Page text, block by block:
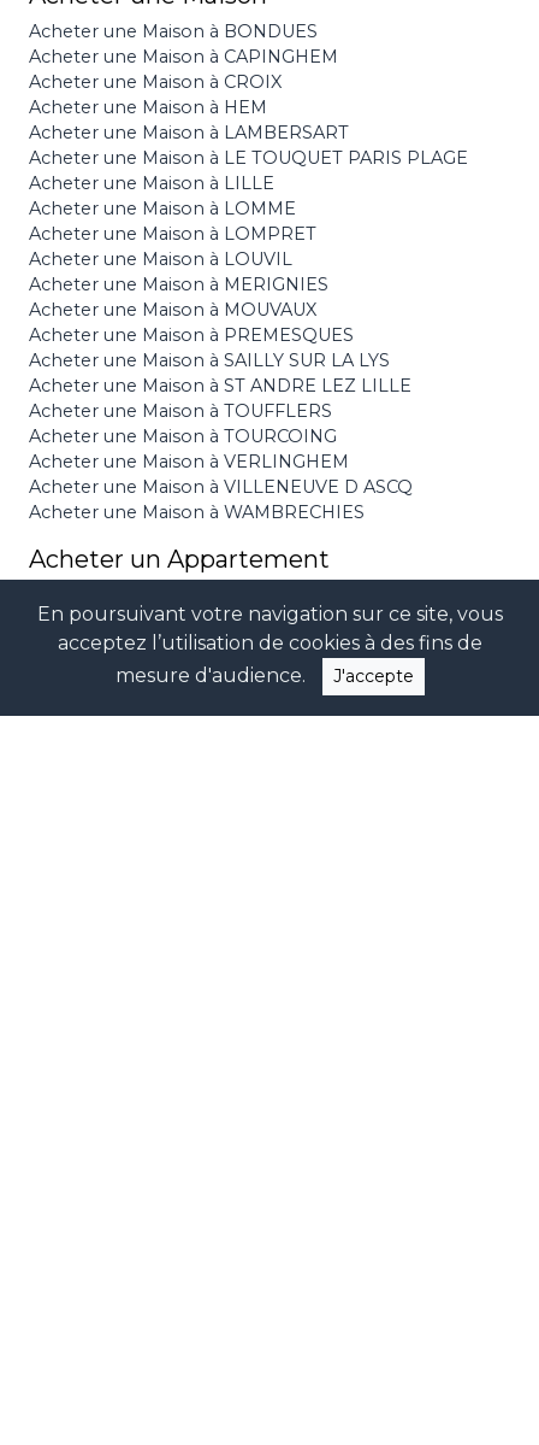
En poursuivant votre navigation sur ce site, vous
acceptez l’utilisation de cookies à des fins de
mesure d'audience.
J'accepte
Acheter une Maison à BONDUES
Acheter une Maison à CAPINGHEM
Acheter une Maison à CROIX
Acheter une Maison à HEM
Acheter une Maison à LAMBERSART
Acheter une Maison à LE TOUQUET PARIS PLAGE
Acheter une Maison à LILLE
Acheter une Maison à LOMME
Acheter une Maison à LOMPRET
Acheter une Maison à LOUVIL
Acheter une Maison à MERIGNIES
Acheter une Maison à MOUVAUX
Acheter une Maison à PREMESQUES
Acheter une Maison à SAILLY SUR LA LYS
Acheter une Maison à ST ANDRE LEZ LILLE
Acheter une Maison à TOUFFLERS
Acheter une Maison à TOURCOING
Acheter une Maison à VERLINGHEM
Acheter une Maison à VILLENEUVE D ASCQ
Acheter une Maison à WAMBRECHIES
Acheter un Appartement
Acheter un Appartement à LA MADELEINE
Acheter un Appartement à LAMBERSART
Acheter un Appartement à LE TOUQUET PARIS
Acheter un Appartement à LILLE